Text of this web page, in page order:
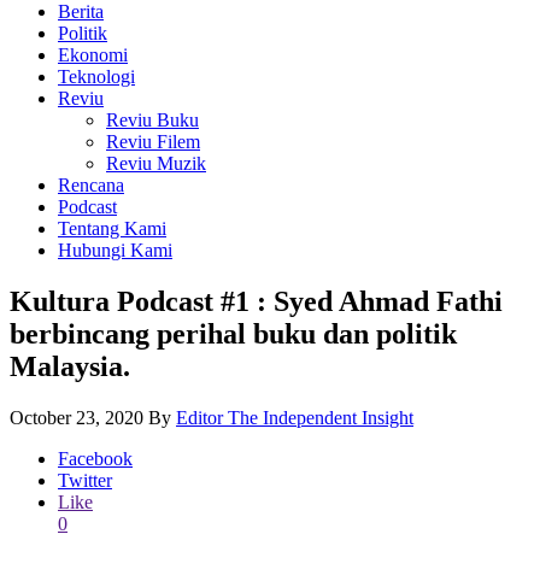
Berita
Politik
Ekonomi
Teknologi
Reviu
Reviu Buku
Reviu Filem
Reviu Muzik
Rencana
Podcast
Tentang Kami
Hubungi Kami
Kultura Podcast #1 : Syed Ahmad Fathi
berbincang perihal buku dan politik
Malaysia.
October 23, 2020 By Editor The Independent Insight
Facebook
Twitter
Like
0